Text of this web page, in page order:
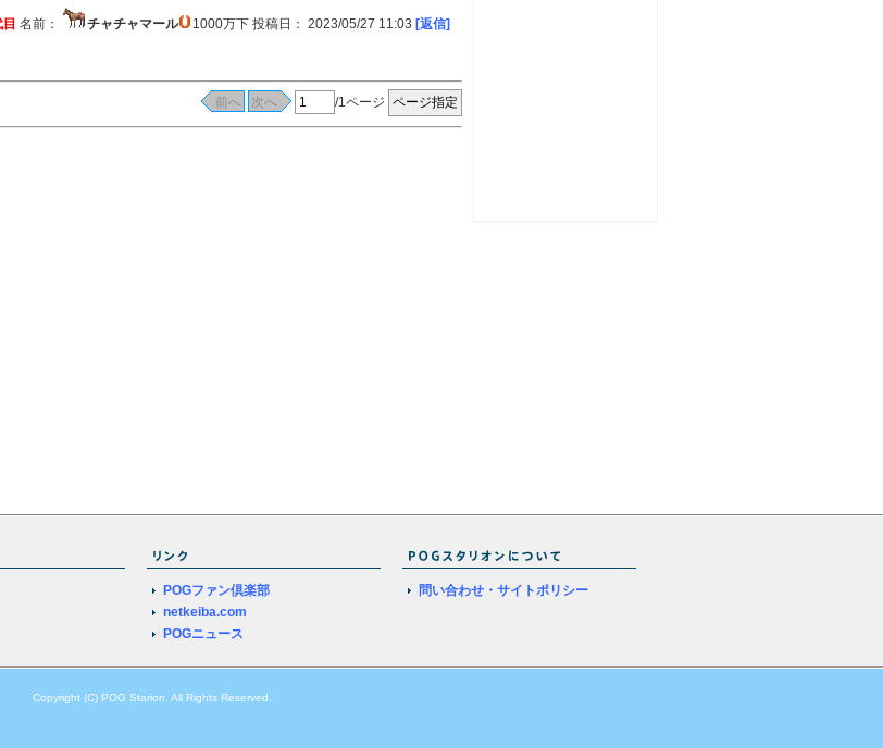
名前： チャチャマール 1000万下 投稿日： 2023/05/27 11:03 [返信]
/1ページ
POGファン倶楽部
netkeiba.com
POGニュース
問い合わせ・サイトポリシー
Copyright (C) POG Starion. All Rights Reserved.